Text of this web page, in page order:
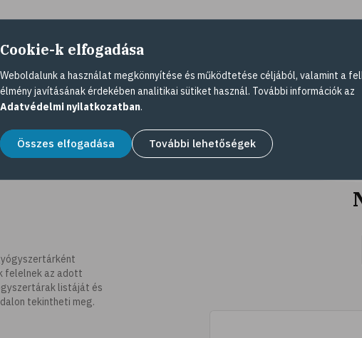
felelnek az adott
listáját és
tekintheti meg.
Cookie-k elfogadása
Weboldalunk a használat megkönnyítése és működtetése céljából, valamint a
élmény javításának érdekében analitikai sütiket használ. További információk az
Adatvédelmi nyilatkozatban.
Összes elfogadása További lehetőségek